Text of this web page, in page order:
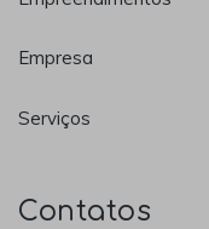
Empresa
Serviços
Contatos